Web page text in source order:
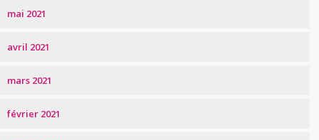
mai 2021
avril 2021
mars 2021
février 2021